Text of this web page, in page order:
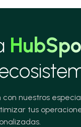
nuestros
tus